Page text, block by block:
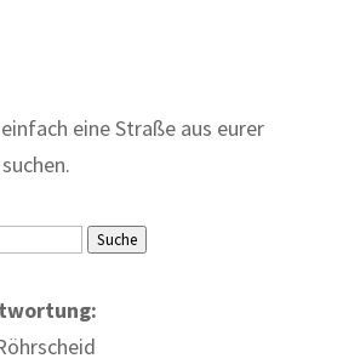
eine Straße aus eurer
Suche